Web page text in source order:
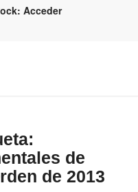
Acceder
de
de 2013